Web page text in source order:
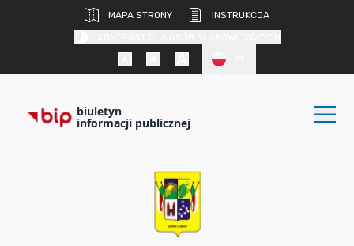
MAPA STRONY
INSTRUKCJA
biuletyn
informacji publicznej